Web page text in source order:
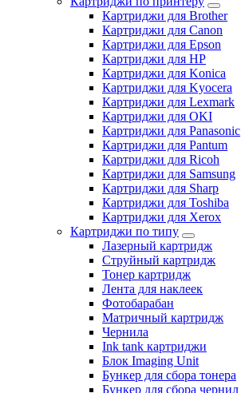
Картриджи для Brother
Картриджи для Canon
Картриджи для Epson
Картриджи для HP
Картриджи для Konica
Картриджи для Kyocera
Картриджи для Lexmark
Картриджи для OKI
Картриджи для Panasonic
Картриджи для Pantum
Картриджи для Ricoh
Картриджи для Samsung
Картриджи для Sharp
Картриджи для Toshiba
Картриджи для Xerox
Картриджи по типу
Лазерный картридж
Струйный картридж
Тонер картридж
Лента для наклеек
Фотобарабан
Матричный картридж
Чернила
Ink tank картриджи
Блок Imaging Unit
Бункер для сбора тонера
Бункер для сбора чернил